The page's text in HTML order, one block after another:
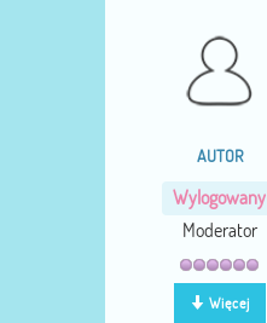
AUTOR
Wylogowany
Moderator
Więcej